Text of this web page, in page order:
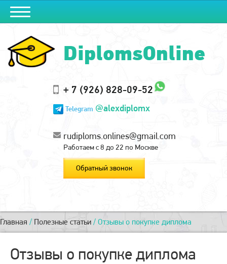
DiplomsOnline
+ 7 (926) 828-09-52
Telegram @alexdiplomx
rudiploms.onlines@gmail.com
Работаем с 8 до 22 по Москве
Обратный звонок
Главная / Полезные статьи / Отзывы о покупке диплома
Отзывы о покупке диплома